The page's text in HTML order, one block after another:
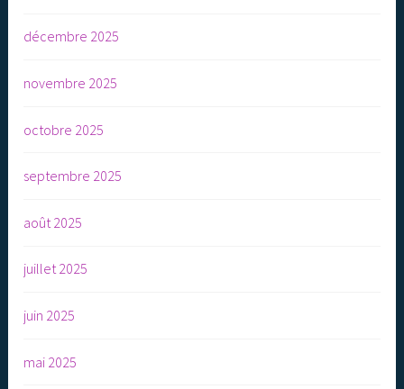
décembre 2025
novembre 2025
octobre 2025
septembre 2025
août 2025
juillet 2025
juin 2025
mai 2025